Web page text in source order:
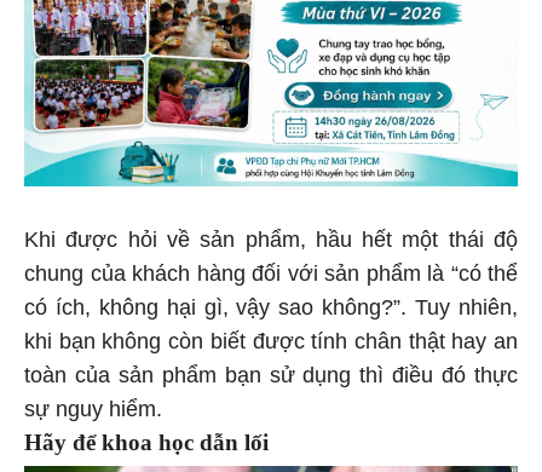
Khi được hỏi về sản phẩm, hầu hết một thái độ
chung của khách hàng đối với sản phẩm là “có thể
có ích, không hại gì, vậy sao không?”. Tuy nhiên,
khi bạn không còn biết được tính chân thật hay an
toàn của sản phẩm bạn sử dụng thì điều đó thực
sự nguy hiểm.
Hãy để khoa học dẫn lối